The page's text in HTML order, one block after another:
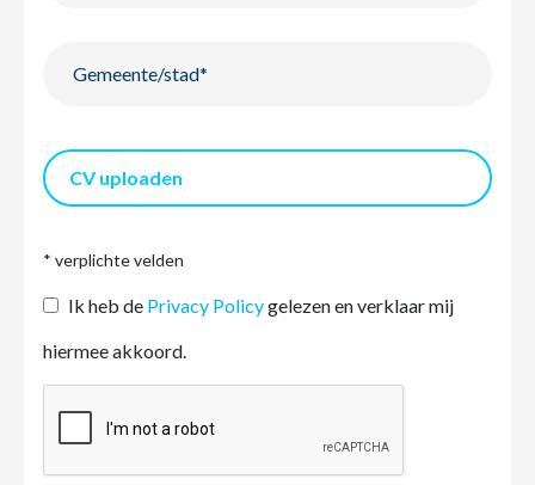
CV uploaden
* verplichte velden
Ik heb de Privacy Policygelezen en verklaar mij
hiermee akkoord.